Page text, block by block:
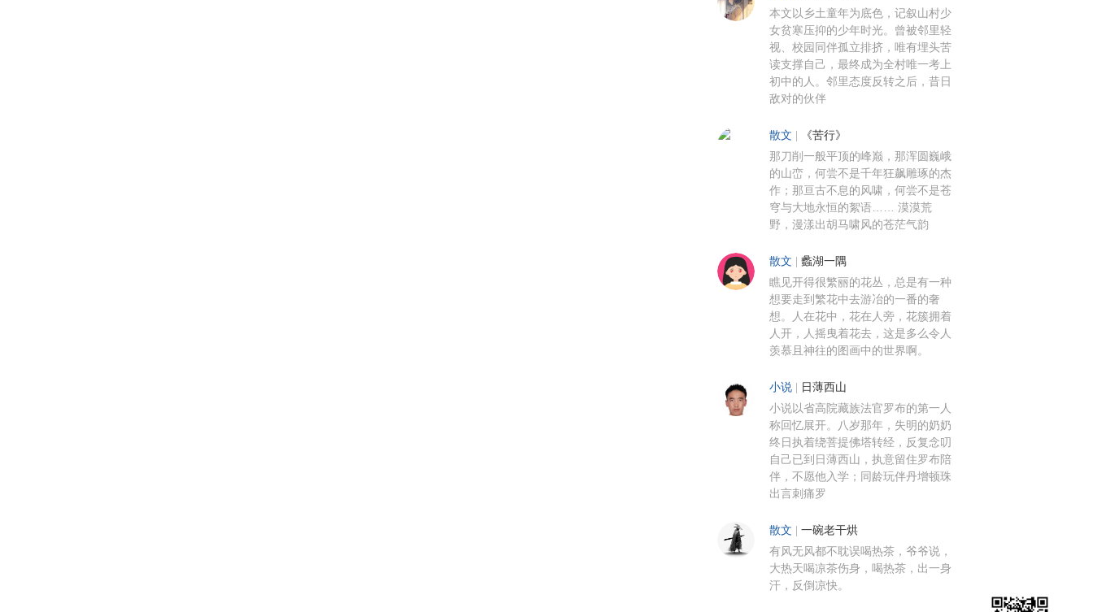
本文以乡土童年为底色，记叙山村少
女贫寒压抑的少年时光。曾被邻里轻
视、校园同伴孤立排挤，唯有埋头苦
读支撑自己，最终成为全村唯一考上
初中的人。邻里态度反转之后，昔日
敌对的伙伴
散文 《苦行》
那刀削一般平顶的峰巅，那浑圆巍峨
的山峦，何尝不是千年狂飙雕琢的杰
作；那亘古不息的风啸，何尝不是苍
穹与大地永恒的絮语…… 漠漠荒
野，漫漾出胡马啸风的苍茫气韵
散文 蠡湖一隅
瞧见开得很繁丽的花丛，总是有一种
想要走到繁花中去游冶的一番的奢
想。人在花中，花在人旁，花簇拥着
人开，人摇曳着花去，这是多么令人
羡慕且神往的图画中的世界啊。
小说 日薄西山
小说以省高院藏族法官罗布的第一人
称回忆展开。八岁那年，失明的奶奶
终日执着绕菩提佛塔转经，反复念叨
自己已到日薄西山，执意留住罗布陪
伴，不愿他入学；同龄玩伴丹增顿珠
出言刺痛罗
散文 一碗老干烘
有风无风都不耽误喝热茶，爷爷说，
大热天喝凉茶伤身，喝热茶，出一身
汗，反倒凉快。